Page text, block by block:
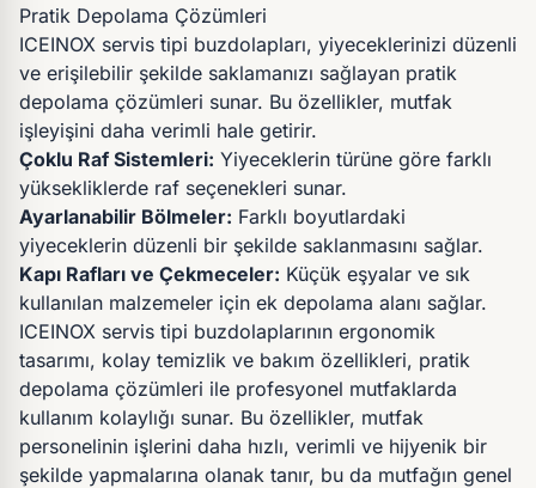
Pratik Depolama Çözümleri
ICEINOX servis tipi buzdolapları, yiyeceklerinizi düzenli
ve erişilebilir şekilde saklamanızı sağlayan pratik
depolama çözümleri sunar. Bu özellikler, mutfak
işleyişini daha verimli hale getirir.
Çoklu Raf Sistemleri: Yiyeceklerin türüne göre farklı
yüksekliklerde raf seçenekleri sunar.
Ayarlanabilir Bölmeler: Farklı boyutlardaki
yiyeceklerin düzenli bir şekilde saklanmasını sağlar.
Kapı Rafları ve Çekmeceler: Küçük eşyalar ve sık
kullanılan malzemeler için ek depolama alanı sağlar.
ICEINOX servis tipi buzdolaplarının ergonomik
tasarımı, kolay temizlik ve bakım özellikleri, pratik
depolama çözümleri ile profesyonel mutfaklarda
kullanım kolaylığı sunar. Bu özellikler, mutfak
personelinin işlerini daha hızlı, verimli ve hijyenik bir
şekilde yapmalarına olanak tanır, bu da mutfağın genel